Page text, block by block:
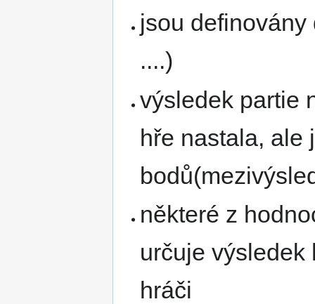
jsou
....)
výsledek partie
hře nastala, ale
některé z
určuje výsledek
hráči